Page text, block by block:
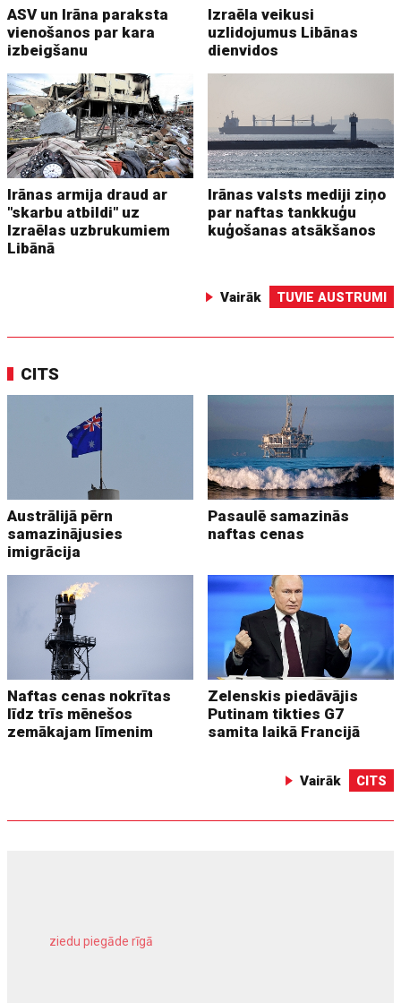
ASV un Irāna paraksta
vienošanos par kara
izbeigšanu
Izraēla veikusi
uzlidojumus Libānas
dienvidos
Irānas armija draud ar
"skarbu atbildi" uz
Izraēlas uzbrukumiem
Libānā
Irānas valsts mediji ziņo
par naftas tankkuģu
kuģošanas atsākšanos
Vairāk TUVIE AUSTRUMI
CITS
Austrālijā pērn
samazinājusies
imigrācija
Pasaulē samazinās
naftas cenas
Naftas cenas nokrītas
līdz trīs mēnešos
zemākajam līmenim
Zelenskis piedāvājis
Putinam tikties G7
samita laikā Francijā
Vairāk CITS
ziedu piegāde rīgā